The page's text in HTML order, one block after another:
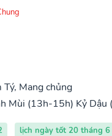
Mang chủng
Mùi (13h-15h) Kỷ Dậu
lịch ngày tốt 20 tháng 6